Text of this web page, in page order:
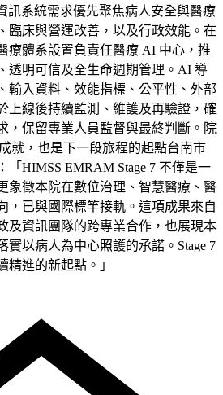
訊系統需求優先聚焦病人安全與醫療
臨床與營運改善，以及行政效能。在
療體系設置負責任醫療 AI 中心，推
透明可信及全生命週期管理。AI 導
輸入資料、效能指標、公平性、外部
上線後持續監測、維護及再驗證，確
，保留專業人員監督與最終判斷。院
就，也是下一段旅程的起點台南市
「HIMSS EMRAM Stage 7 不僅是一
象徵本院在數位治理、智慧醫療、醫
，已與國際標竿接軌。這項成果來自
及資訊團隊的跨專業合作，也展現本
實以病人為中心照護的承諾。Stage 7
精進的新起點。」